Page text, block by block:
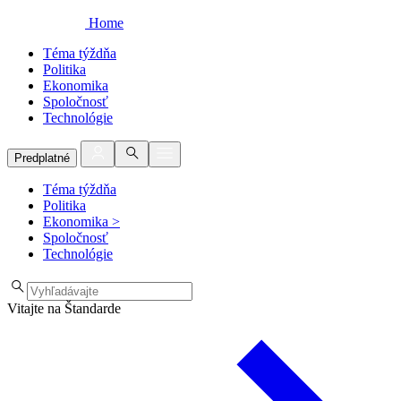
Home
Téma týždňa
Politika
Ekonomika
Spoločnosť
Technológie
Predplatné
Téma týždňa
Politika
Ekonomika >
Spoločnosť
Technológie
Vitajte na Štandarde